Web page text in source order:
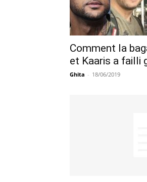
Comment la
et Kaaris a failli
Ghita - 18/06/2019